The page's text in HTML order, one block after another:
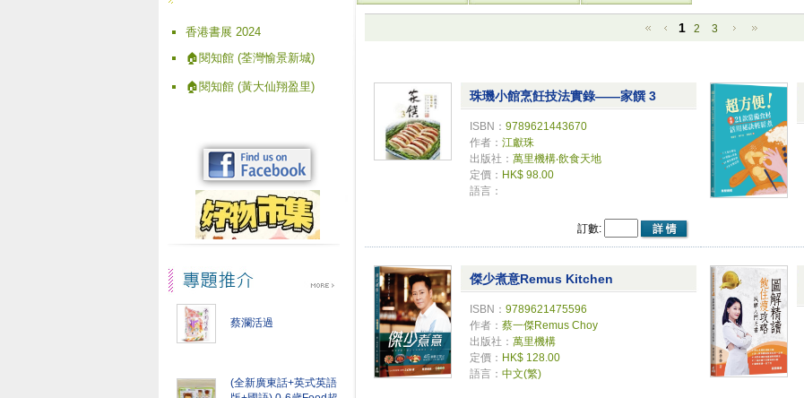
香港書展 2024
🏠閱知館 (荃灣愉景新城)
🏠閱知館 (黃大仙翔盈里)
蔡瀾活過
(全新廣東話+英式英語
1 2 3
珠璣小館烹飪技法實錄——家饌 3
ISBN： 9789621443670
作者： 江獻珠
出版社： 萬里機構‧飲食天地
定價： HK$ 98.00
語言：
訂數:
傑少煮意Remus Kitchen
ISBN： 9789621475596
作者： 蔡一傑Remus Choy
出版社： 萬里機構
定價： HK$ 128.00
語言： 中文(繁)